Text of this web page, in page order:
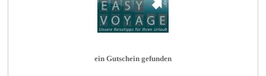
ein Gutschein gefunden